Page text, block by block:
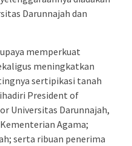
Darunnajah dan
memperkuat
meningkatkan
sertipikasi tanah
President of
Universitas Darunnajah,
Agama;
serta ribuan penerima